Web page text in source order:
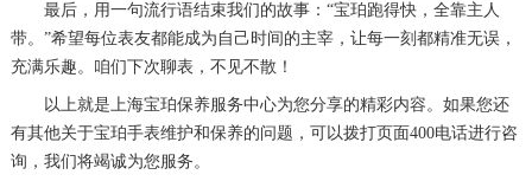
最后，用一句流行语结束我们的故事：“宝珀跑得快，全靠主人
带。”希望每位表友都能成为自己时间的主宰，让每一刻都精准无误，
充满乐趣。咱们下次聊表，不见不散！
以上就是上海宝珀保养服务中心为您分享的精彩内容。如果您还
有其他关于宝珀手表维护和保养的问题，可以拨打页面400电话进行咨
询，我们将竭诚为您服务。